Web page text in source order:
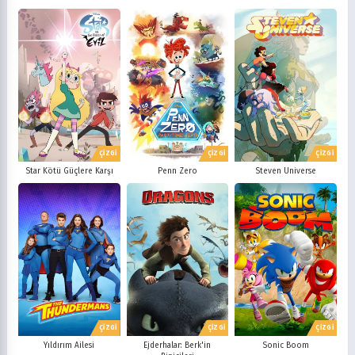
ÇİZGİ
Star Kötü Güçlere Karşı
ÇİZGİ
Penn Zero
ÇİZGİ
Steven Universe
ÇİZGİ
Yıldırım Ailesi
ÇİZGİ
Ejderhalar: Berk'in
ÇİZGİ
Sonic Boom